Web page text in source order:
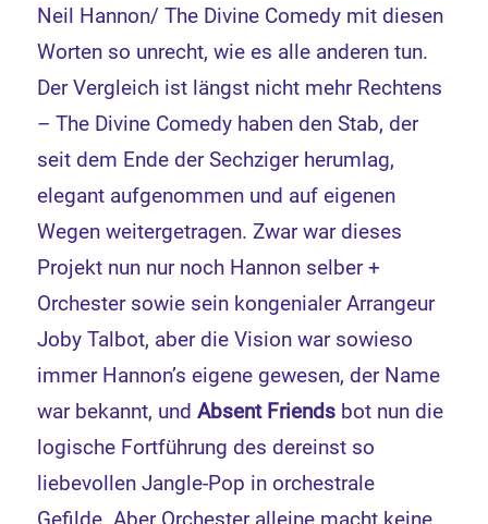
Neil Hannon/ The Divine Comedy mit diesen
Worten so unrecht, wie es alle anderen tun.
Der Vergleich ist längst nicht mehr Rechtens
– The Divine Comedy haben den Stab, der
seit dem Ende der Sechziger herumlag,
elegant aufgenommen und auf eigenen
Wegen weitergetragen. Zwar war dieses
Projekt nun nur noch Hannon selber +
Orchester sowie sein kongenialer Arrangeur
Joby Talbot, aber die Vision war sowieso
immer Hannon’s eigene gewesen, der Name
war bekannt, undAbsent Friends bot nun die
logische Fortführung des dereinst so
liebevollen Jangle-Pop in orchestrale